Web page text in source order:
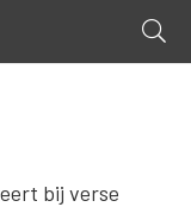
bij verse